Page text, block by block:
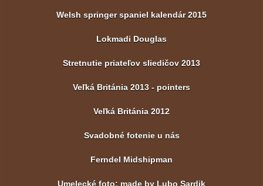
Welsh springer spaniel kalendár 2015
Lokmadi Douglas
Stretnutie priateľov sliedičov 2013
Veľká Británia 2013 - pointers
Veľká Británia 2012
Svadobné fotenie u nás
Ferndel Midshipman
Umelecké foto: made by Lubo Sardik